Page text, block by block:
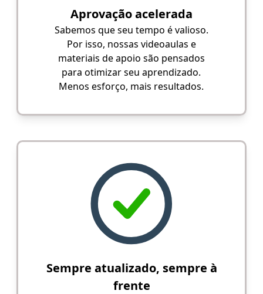
Aprovação acelerada
Sabemos que seu tempo é valioso.
Por isso, nossas videoaulas e
materiais de apoio são pensados
para otimizar seu aprendizado.
Menos esforço, mais resultados.
Sempre atualizado, sempre à
frente